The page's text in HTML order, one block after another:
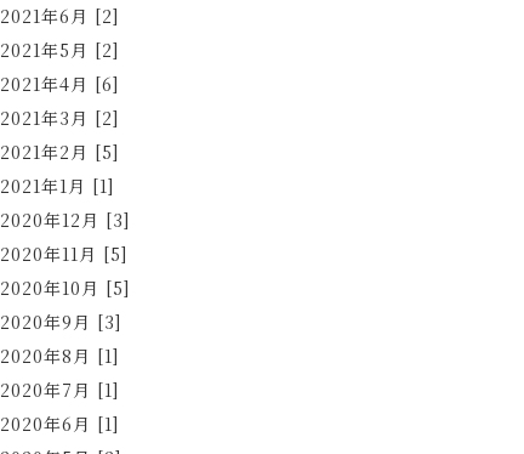
2021年6月 [2]
2021年5月 [2]
2021年4月 [6]
2021年3月 [2]
2021年2月 [5]
2021年1月 [1]
2020年12月 [3]
2020年11月 [5]
2020年10月 [5]
2020年9月 [3]
2020年8月 [1]
2020年7月 [1]
2020年6月 [1]